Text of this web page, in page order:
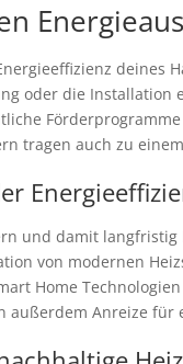
deines
oder die
tragen auch zu
und damit
von modernen
Home
Anreize